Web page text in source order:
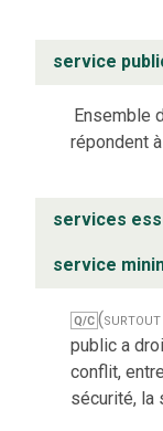
service
Ensemble
répondent
services
service
Q/C (surtout
public a
conflit,
sécurité, la